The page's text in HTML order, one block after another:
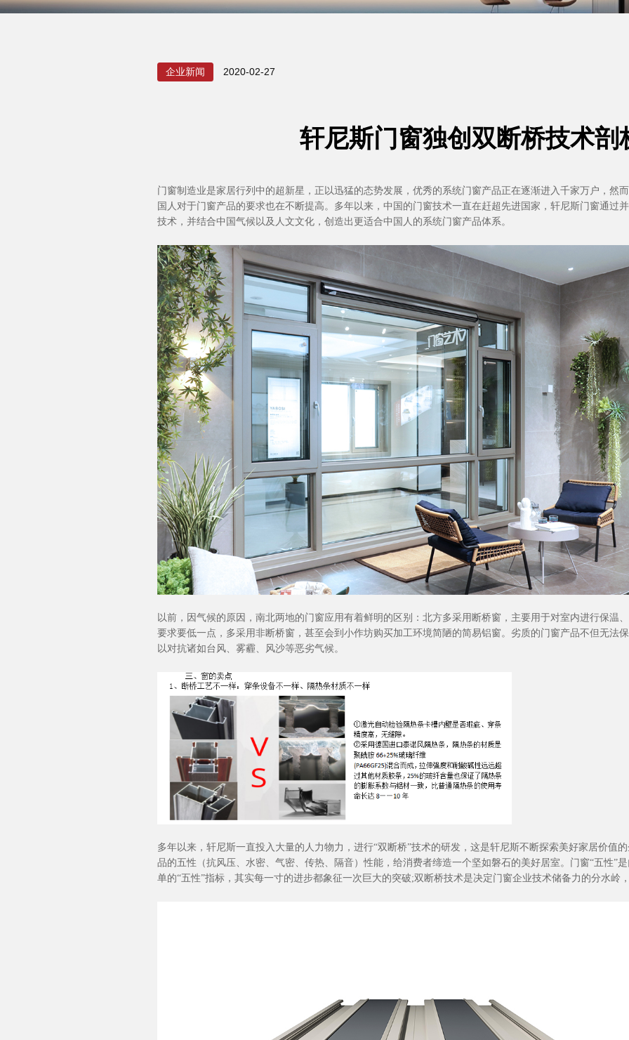
企业新闻 2020-02-27
轩尼斯门窗独创双断桥技术剖
门窗制造业是家居行列中的超新星，正以迅猛的态势发展，优秀的系统门窗产品正在逐渐进入千家万户，然
国人对于门窗产品的要求也在不断提高。多年以来，中国的门窗技术一直在赶超先进国家，轩尼斯门窗通过
技术，并结合中国气候以及人文文化，创造出更适合中国人的系统门窗产品体系。
以前，因气候的原因，南北两地的门窗应用有着鲜明的区别：北方多采用断桥窗，主要用于对室内进行保温
要求要低一点，多采用非断桥窗，甚至会到小作坊购买加工环境简陋的简易铝窗。劣质的门窗产品不但无法
以对抗诸如台风、雾霾、风沙等恶劣气候。
多年以来，轩尼斯一直投入大量的人力物力，进行“双断桥”技术的研发，这是轩尼斯不断探索美好家居价值
品的五性（抗风压、水密、气密、传热、隔音）性能，给消费者缔造一个坚如磐石的美好居室。门窗“五性”
单的“五性”指标，其实每一寸的进步都象征一次巨大的突破;双断桥技术是决定门窗企业技术储备力的分水岭